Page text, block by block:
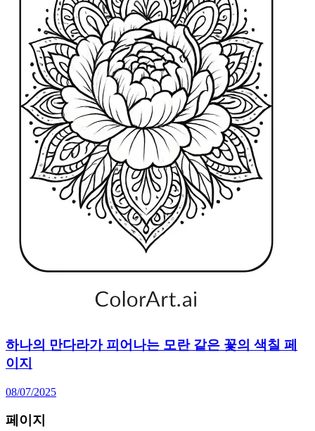
하나의 만다라가 피어나는 모란 같은 꽃의 색칠 페
이지
08/07/2025
페이지